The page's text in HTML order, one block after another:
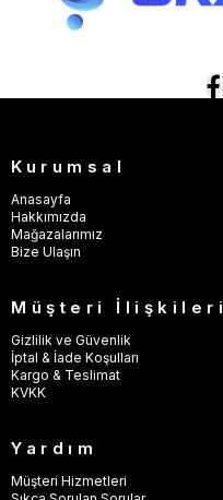
Kurumsal
Anasayfa
Hakkımızda
Mağazalarımız
Bize Ulaşın
Müşteri İlişkileri
Gizlilik ve Güvenlik
İptal & İade Koşulları
Kargo & Teslimat
KVKK
Yardım
Müşteri Hizmetleri